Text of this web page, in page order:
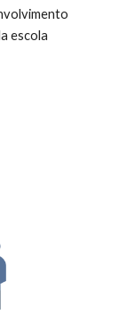
escola